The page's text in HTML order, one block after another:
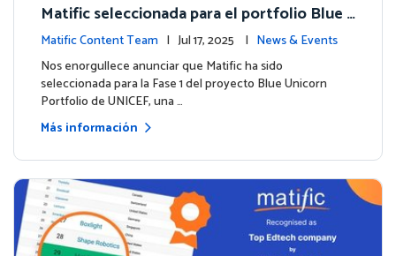
Matific seleccionada para el portfolio Blue
Unicorn de UNICEF: Comienza una nueva et
apa
Matific Content Team | Jul 17, 2025 | News & Events
Nos enorgullece anunciar que Matific ha sido
seleccionada para la Fase 1 del proyecto Blue Unicorn
Portfolio de UNICEF, una …
Más información